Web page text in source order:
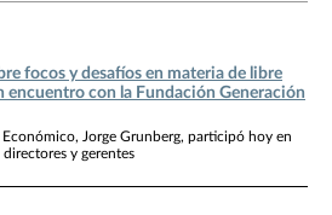
focos y desafíos en materia de libre
encuentro con la Fundación Generación
Jorge Grunberg, participó hoy en
y gerentes